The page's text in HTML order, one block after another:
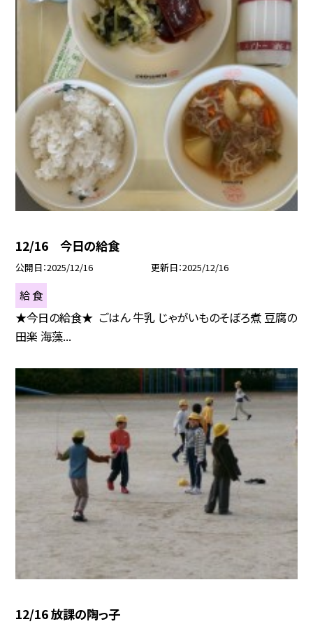
12/16 今日の給食
公開日 2025/12/16 更新日 2025/12/16
給 食
★今日の給食★ ごはん 牛乳 じゃがいものそぼろ煮 豆腐の
田楽 海藻...
12/16 放課の陶っ子